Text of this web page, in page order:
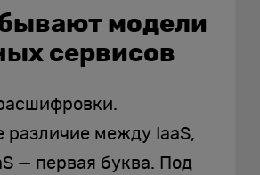
модели
сервисов
различие между IaaS,
— первая буква. Под